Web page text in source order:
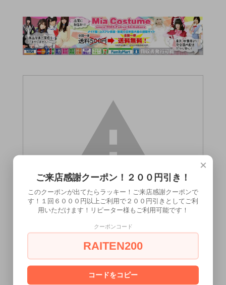
バイブレーション W）は18歳未満の方に
[ はい ] [ いいえ ]
×
ご来店感謝クーポン！２００円引き！
このクーポンが出てたらラッキー！ご来店感謝クーポンで
す！１回６０００円以上ご利用で２００円引きとしてご利
用いただけます！リピーター様もご利用可能です！
クーポンコード
RAITEN200
コードをコピー